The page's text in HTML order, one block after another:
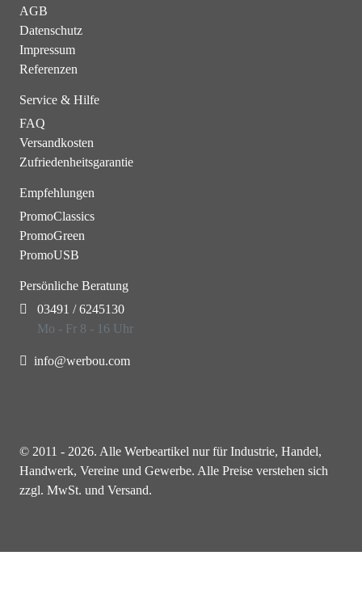
AGB
Datenschutz
Impressum
Referenzen
Service & Hilfe
FAQ
Versandkosten
Zufriedenheitsgarantie
Empfehlungen
PromoClassics
PromoGreen
PromoUSB
Persönliche Beratung
03491 / 6245130
Mo - Fr 8 - 16 Uhr
info@werbou.com
© 2011 - 2026. Alle Werbeartikel nur für Industrie, Handel,
Handwerk, Vereine und Gewerbe. Alle Preise verstehen sich
zzgl. MwSt. und Versand.